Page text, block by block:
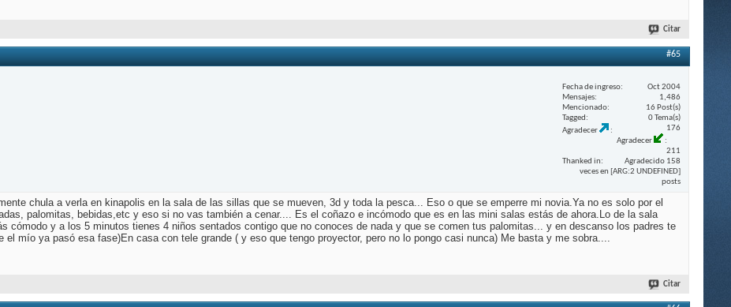
Citar
#65
Fecha de ingreso
Oct 2004
Mensajes
1,486
Mencionado
16 Post(s)
Tagged
0 Tema(s)
Agradecer
176
Agradecer
211
Thanked in
Agradecido 158
veces en [ARG:2 UNDEFINED]
posts
chula a verla en kinapolis en la sala de las sillas que se mueven, 3d y toda la pesca... Eso o que se emperre mi novia.Yano es solo por el
palomitas, bebidas,etc y eso si no vas también a cenar.... Es el coñazo e incómodo que es en las mini salas estás de ahora.Lo de la sala
cómodo y a los 5 minutos tienes 4 niños sentados contigo que no conoces de nada y que se comen tus palomitas... y en descanso los padres te
mío ya pasó esa fase)En casa con tele grande ( y eso que tengo proyector, pero no lo pongo casi nunca) Me basta y me sobra....
Citar